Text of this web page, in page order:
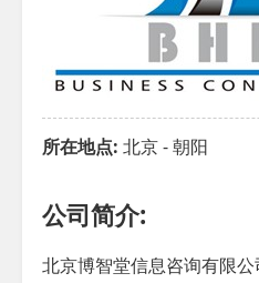
所在地点: 北京 - 朝阳
公司简介:
北京博智堂信息咨询有限